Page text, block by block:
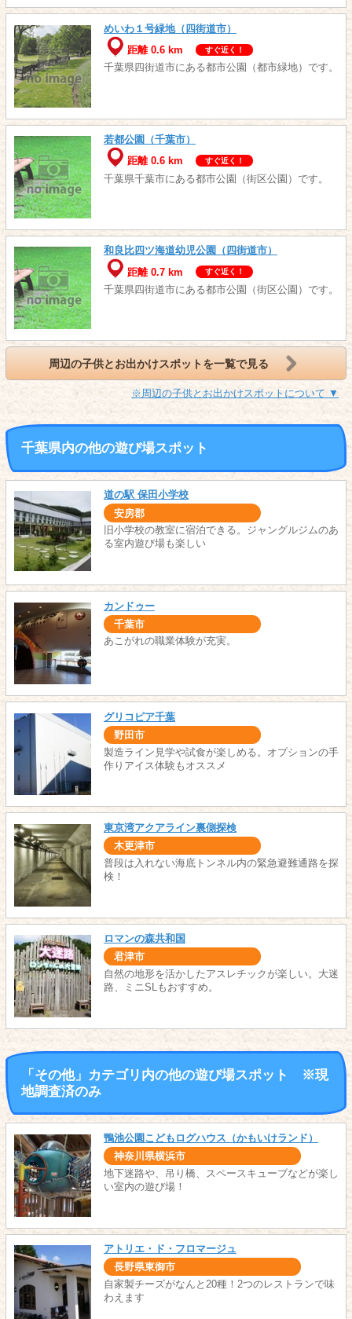
めいわ１号緑地（四街道市）
距離 0.6 km
すぐ近く！
千葉県四街道市にある都市公園（都市緑地）です。
若都公園（千葉市）
距離 0.6 km
すぐ近く！
千葉県千葉市にある都市公園（街区公園）です。
和良比四ツ海道幼児公園（四街道市）
距離 0.7 km
すぐ近く！
千葉県四街道市にある都市公園（街区公園）です。
周辺の子供とお出かけスポットを一覧で見る
※周辺の子供とお出かけスポットについて ▼
千葉県内の他の遊び場スポット
道の駅 保田小学校
安房郡
旧小学校の教室に宿泊できる。ジャングルジムのあ
る室内遊び場も楽しい
カンドゥー
千葉市
あこがれの職業体験が充実。
グリコピア千葉
野田市
製造ライン見学や試食が楽しめる。オプションの手
作りアイス体験もオススメ
東京湾アクアライン裏側探検
木更津市
普段は入れない海底トンネル内の緊急避難通路を探
検！
ロマンの森共和国
君津市
自然の地形を活かしたアスレチックが楽しい。大迷
路、ミニSLもおすすめ。
「その他」カテゴリ内の他の遊び場スポット ※現
地調査済のみ
鴨池公園こどもログハウス（かもいけランド）
神奈川県横浜市
地下迷路や、吊り橋、スペースキューブなどが楽し
い室内の遊び場！
アトリエ・ド・フロマージュ
長野県東御市
自家製チーズがなんと20種！2つのレストランで味
わえます